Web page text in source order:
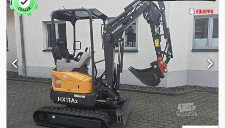
oferta. Pagamento na entrega disponível mediante uma taxa
acessível (sujeito a aprovação)* 👷‍♂️ Inspecionada por um perito
independente 64 pontos de inspeção, 55 aprovados ✅, 6
incompletos ℹ️, 3 itens a serem corrigidos ⚠️ 📌 Comentário do
inspetor: Funcionamento da escavadora, bomba hidráulica com
ruído, 2 vidros frontais partidos, sistema de transmissão ruidoso
(cubos de transmissão e roletes inferiores), a máquina necessita
de uma limpeza e manutenção completas, nível de óleo
hidráulico baixo, sistema de engate rápido com folga. 📄 Gostaria
de ver a inspeção completa, fotos adicionais ou um vídeo?
Djdpfxezrndxo Ac Nswa Dica: A referência "41099 Equippo" é
frequentemente utilizada ao procurar mais detalhes online. 💡